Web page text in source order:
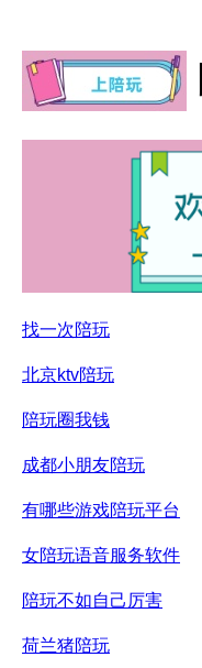
找一次陪玩
北京ktv陪玩
陪玩圈我钱
成都小朋友陪玩
有哪些游戏陪玩平台
女陪玩语音服务软件
陪玩不如自己厉害
荷兰猪陪玩